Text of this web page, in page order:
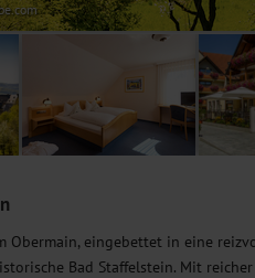
Obermain, eingebettet in eine
Bad Staffelstein. Mit
Marketing
Diese Cookies werden